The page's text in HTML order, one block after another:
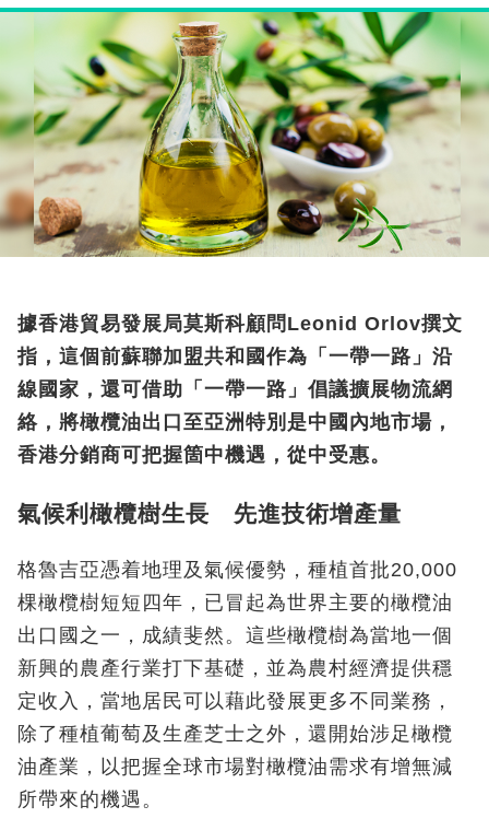
據香港貿易發展局莫斯科顧問Leonid Orlov撰文
指，這個前蘇聯加盟共和國作為「一帶一路」沿
線國家，還可借助「一帶一路」倡議擴展物流網
絡，將橄欖油出口至亞洲特別是中國內地市場，
香港分銷商可把握箇中機遇，從中受惠。
氣候利橄欖樹生長 先進技術增產量
格魯吉亞憑着地理及氣候優勢，種植首批20,000
棵橄欖樹短短四年，已冒起為世界主要的橄欖油
出口國之一，成績斐然。這些橄欖樹為當地一個
新興的農產行業打下基礎，並為農村經濟提供穩
定收入，當地居民可以藉此發展更多不同業務，
除了種植葡萄及生產芝士之外，還開始涉足橄欖
油產業，以把握全球市場對橄欖油需求有增無減
所帶來的機遇。